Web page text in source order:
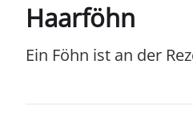
Haarföhn
Ein Föhn ist an der